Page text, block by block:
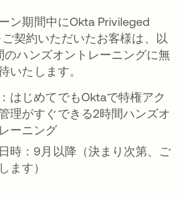
ン期間中にOkta Privileged
契約いただいたお客様は、以
のハンズオントレーニングに無
いたします。
はじめてでもOktaで特権アク
理がすぐできる2時間ハンズオ
ーニング
時：9月以降（決まり次第、ご
ます）